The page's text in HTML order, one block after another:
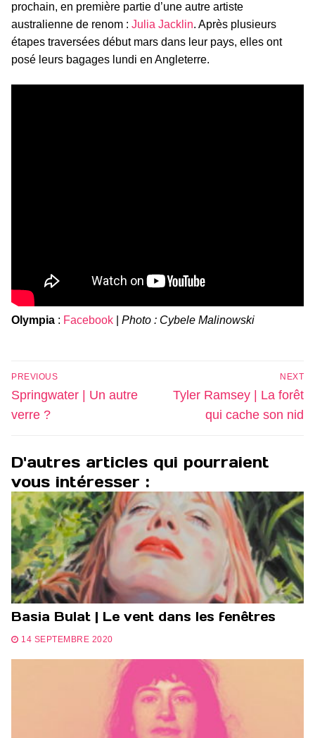
prochain, en première partie d’une autre artiste
australienne de renom : Julia Jacklin. Après plusieurs
étapes traversées début mars dans leur pays, elles ont
posé leurs bagages lundi en Angleterre.
Olympia : Facebook Photo : Cybele Malinowski
Navigation
de
l’article
PREVIOUS
Previous
post:
Springwater | Un autre
verre ?
NEXT
Next
Tyler Ramsey | La forêt
qui cache son nid
D'autres articles qui pourraient
vous intéresser :
Basia Bulat | Le vent dans les fenêtres
14 SEPTEMBRE 2020